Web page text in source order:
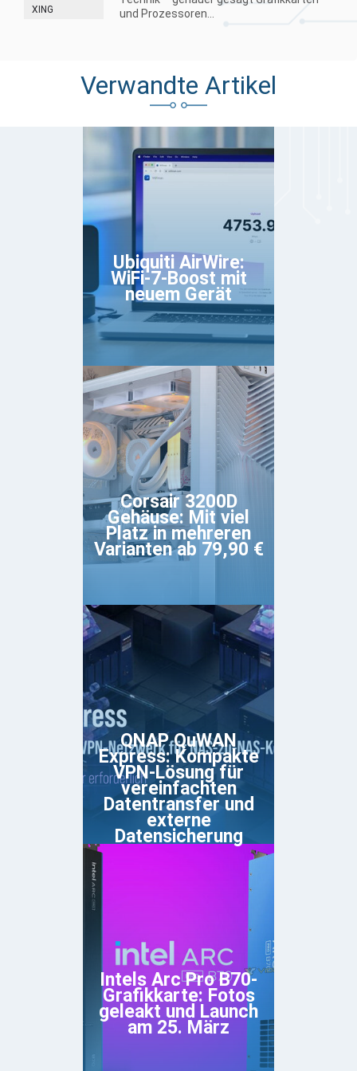
XING
und Prozessoren...
Verwandte Artikel
Ubiquiti AirWire:
WiFi-7-Boost mit
neuem Gerät
Corsair 3200D
Gehäuse: Mit viel
Platz in mehreren
Varianten ab 79,90 €
QNAP QuWAN
Express: Kompakte
VPN-Lösung für
vereinfachten
Datentransfer und
externe
Datensicherung
Intels Arc Pro B70-
Grafikkarte: Fotos
geleakt und Launch
am 25. März